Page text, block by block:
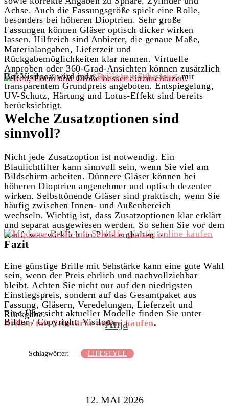
Achse. Auch die Fassungsgröße spielt eine Rolle,
besonders bei höheren Dioptrien. Sehr große
Fassungen können Gläser optisch dicker wirken
lassen. Hilfreich sind Anbieter, die genaue Maße,
Materialangaben, Lieferzeit und
Rückgabemöglichkeiten klar nennen. Virtuelle
Anproben oder 360-Grad-Ansichten können zusätzlich
helfen, Form und Größe besser einzuschätzen.
Bei Visiloox wird jedeBrille mit Sehstärkemit
transparentem Grundpreis angeboten. Entspiegelung,
UV-Schutz, Härtung und Lotus-Effekt sind bereits
berücksichtigt.
Welche Zusatzoptionen sind
sinnvoll?
Nicht jede Zusatzoption ist notwendig. Ein
Blaulichtfilter kann sinnvoll sein, wenn Sie viel am
Bildschirm arbeiten. Dünnere Gläser können bei
höheren Dioptrien angenehmer und optisch dezenter
wirken. Selbsttönende Gläser sind praktisch, wenn Sie
häufig zwischen Innen- und Außenbereich
wechseln. Wichtig ist, dass Zusatzoptionen klar erklärt
und separat ausgewiesen werden. So sehen Sie vor dem
Kauf, was wirklich im Preis enthalten ist.
Fazit
Eine günstige Brille mit Sehstärke kann eine gute Wahl
sein, wenn der Preis ehrlich und nachvollziehbar
bleibt. Achten Sie nicht nur auf den niedrigsten
Einstiegspreis, sondern auf das Gesamtpaket aus
Fassung, Gläsern, Veredelungen, Lieferzeit und
Rückgabe.
Eine Übersicht aktueller Modelle finden Sie unter
Brillen mit Sehstärke online kaufen.
Bilder / Copyright: VisilooxAnja
Schlagwörter: LIFESTYLE
12. MAI 2026